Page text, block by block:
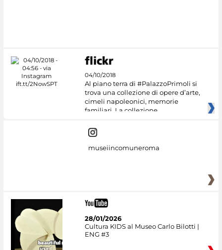
04/10/2018
Al piano terra di #PalazzoPrimoli si
trova una collezione di opere d’arte,
cimeli napoleonici, memorie
familiari. La collezione
museiincomuneroma
28/01/2026
Cultura KIDS al Museo Carlo Bilotti |
ENG #3